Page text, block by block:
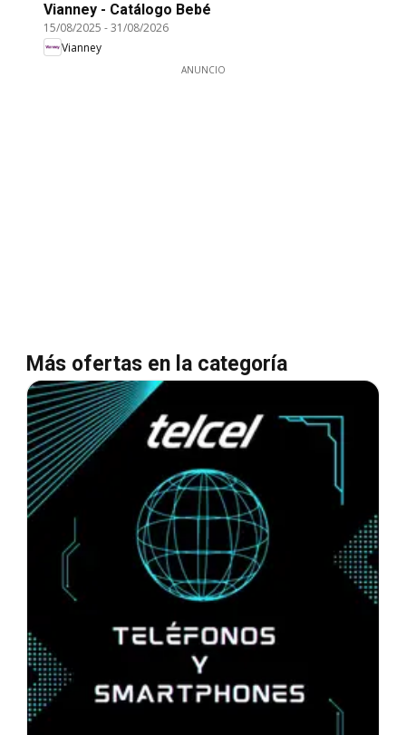
Vianney - Catálogo Bebé
15/08/2025 -31/08/2026
Vianney
ANUNCIO
Más ofertas en la categoría